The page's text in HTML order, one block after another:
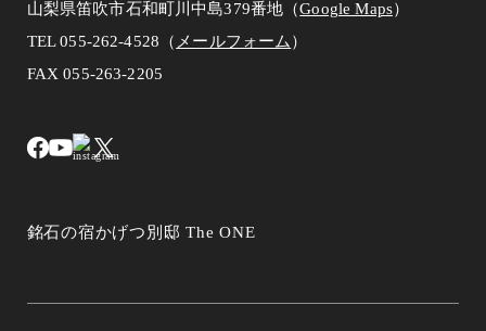
山梨県笛吹市石和町川中島379番地（Google Maps）
TEL055-262-4528 （ メールフォーム ）
FAX 055-263-2205
銘石の宿かげつ別邸 The ONE